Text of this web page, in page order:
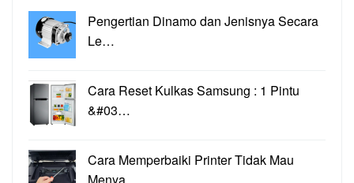
Pengertian Dinamo dan Jenisnya Secara
Le…
Cara Reset Kulkas Samsung : 1 Pintu
&#03…
Cara Memperbaiki Printer Tidak Mau